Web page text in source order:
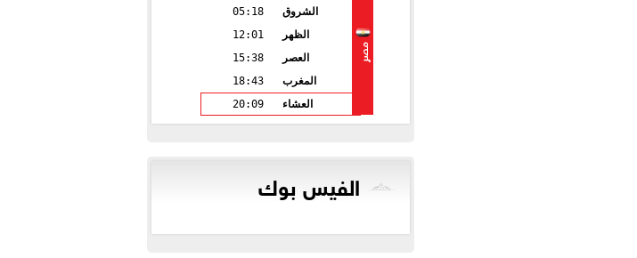
مصر
الشروق
05:18
الظهر
12:01
العصر
15:38
المغرب
18:43
العشاء
20:09
الفيس بوك